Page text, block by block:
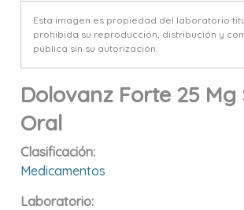
Esta imagen es propiedad del laboratorio
prohibida su reproducción, distribución y
pública sin su autorización.
Dolovanz Forte 25 Mg
Oral
Clasificación:
Medicamentos
Laboratorio: